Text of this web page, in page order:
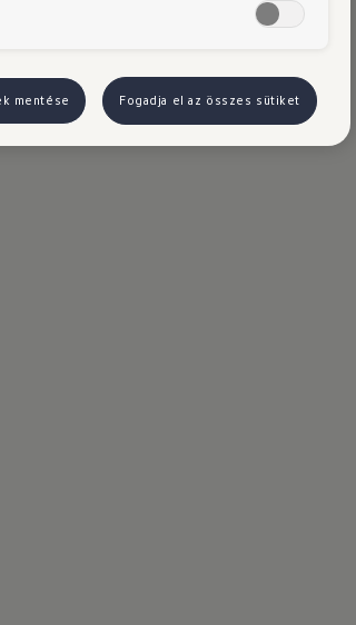
mentése Fogadja el az összes sütiket